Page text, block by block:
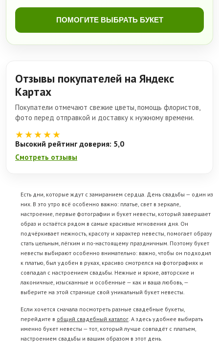
ПОМОГИТЕ ВЫБРАТЬ БУКЕТ
Отзывы покупателей на Яндекс
Картах
Покупатели отмечают свежие цветы, помощь флористов,
фото перед отправкой и доставку к нужному времени.
★★★★★
Высокий рейтинг доверия: 5,0
Смотреть отзывы
Есть дни, которые ждут с замиранием сердца. День свадьбы — один из
них. В это утро всё особенно важно: платье, свет в зеркале,
настроение, первые фотографии и букет невесты, который завершает
образ и остаётся рядом в самые красивые мгновения дня. Он
подчёркивает нежность, красоту и характер невесты, помогает образу
стать цельным, лёгким и по-настоящему праздничным. Поэтому букет
невесты выбирают особенно внимательно: важно, чтобы он подходил
к платью, был удобен в руках, красиво смотрелся на фотографиях и
совпадал с настроением свадьбы. Нежные и яркие, авторские и
лаконичные, изысканные и особенные — как и ваша любовь, —
выберите на этой странице свой уникальный букет невесты.
Если хочется сначала посмотреть разные свадебные букеты,
перейдите в общий свадебный каталог . А здесь удобнее выбирать
именно букет невесты — тот, который лучше совпадёт с платьем,
настроением свадьбы и вашим образом в этот день.